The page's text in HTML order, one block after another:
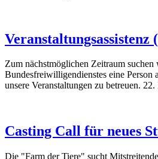
Veranstaltungsassistenz
Zum nächstmöglichen Zeitraum suchen
Bundesfreiwilligendienstes eine Person
unsere Veranstaltungen zu betreuen. 22.
Casting Call für neues
Die "Farm der Tiere" sucht